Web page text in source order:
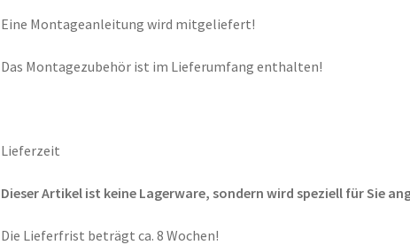
Eine Montageanleitung wird mitgeliefert!
Das Montagezubehör ist im Lieferumfang enthalten!
Lieferzeit
Dieser Artikel ist keine Lagerware, sondern wird speziell für Sie
Die Lieferfrist beträgt ca. 8 Wochen!